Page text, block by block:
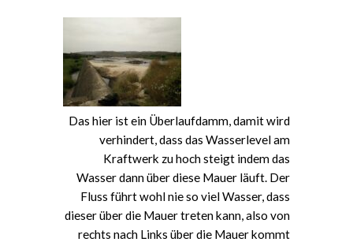
Das hier ist ein Überlaufdamm, damit wird
verhindert, dass das Wasserlevel am
Kraftwerk zu hoch steigt indem das
Wasser dann über diese Mauer läuft. Der
Fluss führt wohl nie so viel Wasser, dass
dieser über die Mauer treten kann, also von
rechts nach Links über die Mauer kommt